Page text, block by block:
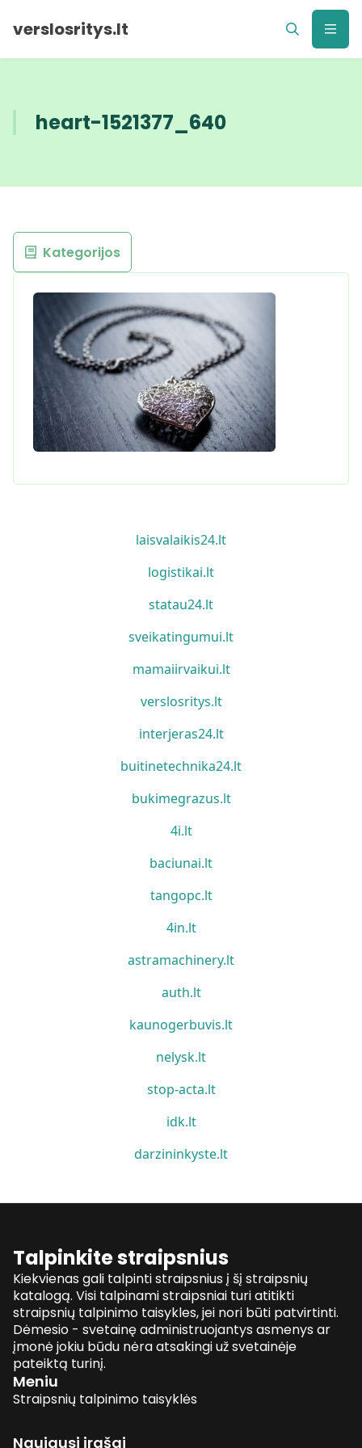
verslosritys.lt
heart-1521377_640
Kategorijos
laisvalaikis24.lt
logistikai.lt
statau24.lt
sveikatingumui.lt
mamaiirvaikui.lt
verslosritys.lt
interjeras24.lt
buitinetechnika24.lt
bukimegrazus.lt
4i.lt
baciunai.lt
tangopc.lt
4in.lt
astramachinery.lt
auth.lt
kaunogerbuvis.lt
nelysk.lt
stop-acta.lt
idk.lt
darzininkyste.lt
Talpinkite straipsnius
Kiekvienas gali talpinti straipsnius į šį straipsnių
katalogą. Visi talpinami straipsniai turi atitikti
straipsnių talpinimo taisykles, jei nori būti patvirtinti.
Dėmesio - svetainę administruojantys asmenys ar
įmonė jokiu būdu nėra atsakingi už svetainėje
pateiktą turinį.
Meniu
Straipsnių talpinimo taisyklės
Naujausi įrašai